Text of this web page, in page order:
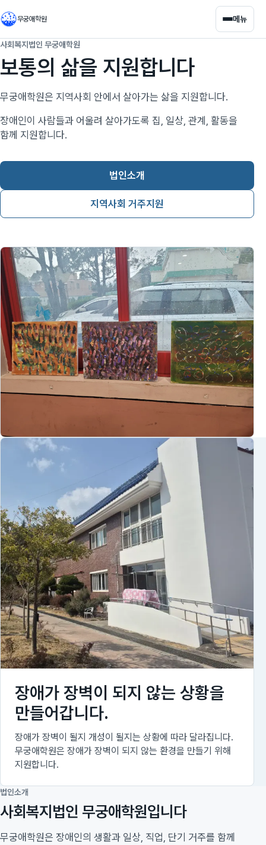
무궁애학원 메뉴
사회복지법인 무궁애학원
보통의 삶을 지원합니다
무궁애학원은 지역사회 안에서 살아가는 삶을 지원합니다.
장애인이 사람들과 어울려 살아가도록 집, 일상, 관계, 활동을
함께 지원합니다.
법인소개
지역사회 거주지원
장애가 장벽이 되지 않는 상황을
만들어갑니다.
장애가 장벽이 될지 개성이 될지는 상황에 따라 달라집니다.
무궁애학원은 장애가 장벽이 되지 않는 환경을 만들기 위해
지원합니다.
법인소개
사회복지법인 무궁애학원입니다
무궁애학원은 장애인의 생활과 일상, 직업, 단기 거주를 함께